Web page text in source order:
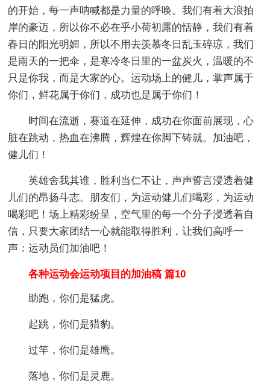
的开始，每一声呐喊都是力量的呼唤。我们有着大浪拍
岸的豪迈，所以你不必在乎小荷初露的恬静，我们有着
春日的阳光明媚，所以不用去羡慕冬日乱玉碎琼，我们
是雨天的一把伞，是寒冷冬日里的一盆炭火，温暖的不
只是你我，而是大家的心。运动场上的健儿，掌声属于
你们，鲜花属于你们，成功也是属于你们！
时间在流逝，赛道在延伸，成功在你面前展现，心
脏在跳动，热血在沸腾，辉煌在你脚下铸就。加油吧，
健儿们！
英雄舍我其谁，胜利当仁不让，声声誓言浸透着健
儿们的昂扬斗志。朋友们，为运动健儿们喝彩，为运动
喝彩吧！场上精彩纷呈，空气里的每一个分子浸透着自
信，只要大家团结一心就能取得胜利，让我们高呼一
声：运动员们加油吧！
各种运动会运动项目的加油稿 篇10
助跑，你们是猛虎。
起跳，你们是猎豹。
过竿，你们是雄鹰。
落地，你们是灵鹿。